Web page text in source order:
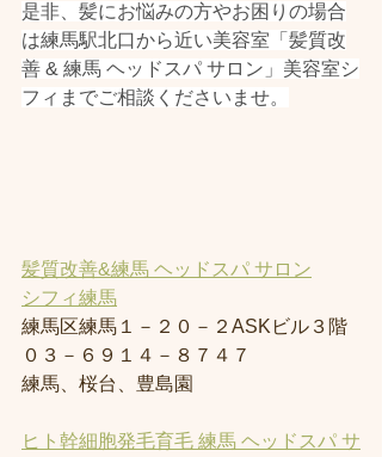
是非、髪にお悩みの方やお困りの場合
は練馬駅北口から近い美容室「髪質改
善 & 練馬 ヘッドスパ サロン」美容室シ
フィまでご相談くださいませ。
髪質改善&練馬 ヘッドスパ サロン
シフィ練馬
練馬区練馬１－２０－２ASKビル３階
０３－６９１４－８７４７
練馬、桜台、豊島園
ヒト幹細胞発毛育毛 練馬 ヘッドスパ サ